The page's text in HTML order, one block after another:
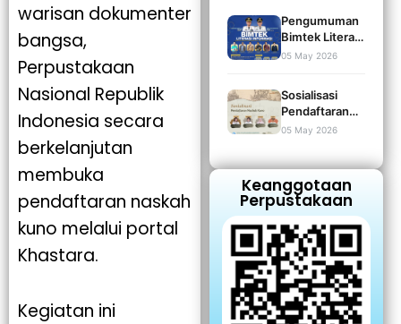
warisan dokumenter
bangsa,
Perpustakaan
Nasional Republik
Indonesia secara
berkelanjutan
membuka
pendaftaran naskah
kuno melalui portal
Khastara.
Kegiatan ini
Bone
2026 Bersama
Dinas
Perpustakaan
Bone!
Pengumuman
Bimtek Literasi
Informasi
dan Kearsipan
Kabupaten
Bone
05 May 2026
Sosialisasi
Pendaftaran
Naskah Kuno
KHASTARA –
Nasional RI
05 May 2026
Keanggotaan
Perpustakaan